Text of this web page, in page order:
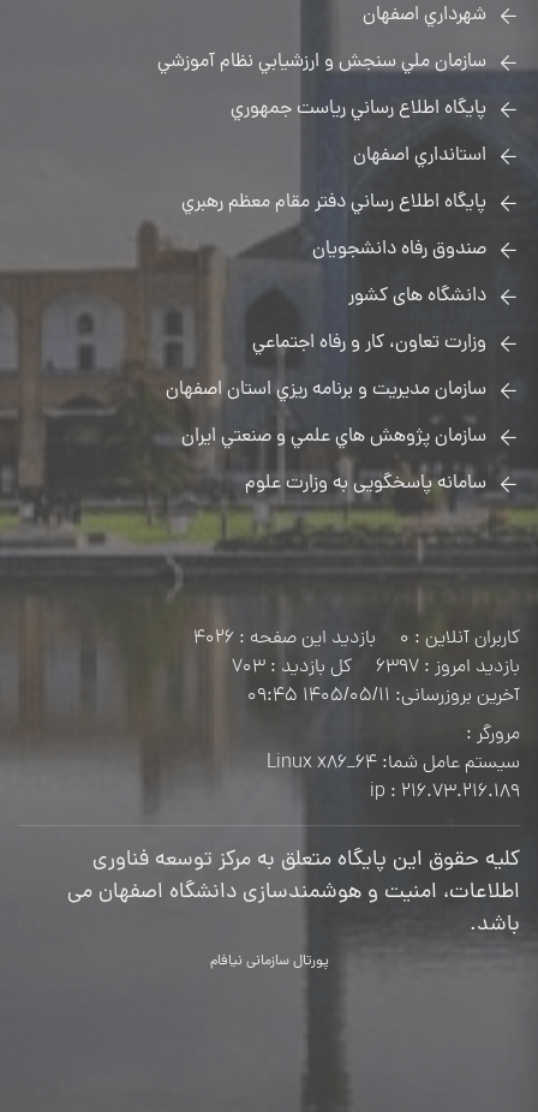
شهرداري اصفهان
سازمان ملي سنجش و ارزشيابي نظام آموزشي
پايگاه اطلاع رساني رياست جمهوري
استانداري اصفهان
پايگاه اطلاع رساني دفتر مقام معظم رهبري
صندوق رفاه دانشجویان
دانشگاه های کشور
وزارت تعاون، كار و رفاه اجتماعي
سازمان مديريت و برنامه ريزي استان اصفهان
سازمان پژوهش هاي علمي و صنعتي ايران
سامانه پاسخگویی به وزارت علوم
کاربران آنلاین : 0
بازدید این صفحه : 4026
بازدید امروز : 6397
کل بازدید : 703
آخرین بروزرسانی: 1405/05/11 09:45
مرورگر :
سیستم عامل شما: Linux x86_64
ip : 216.73.216.189
کلیه حقوق این پایگاه متعلق به مرکز توسعه فناوری
اطلاعات، امنیت و هوشمندسازی دانشگاه اصفهان می
باشد.
پورتال سازمانی نیافام